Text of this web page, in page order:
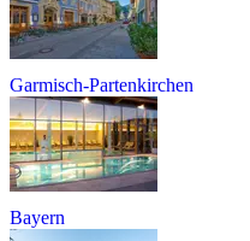
Garmisch-Partenkirchen
Bayern